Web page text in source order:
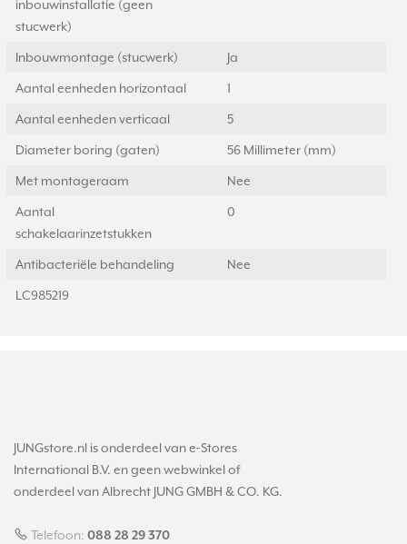
inbouwinstallatie (geen
stucwerk)
Inbouwmontage (stucwerk) Ja
Aantal eenheden horizontaal 1
Aantal eenheden verticaal 5
Diameter boring (gaten) 56 Millimeter (mm)
Met montageraam Nee
Aantal
schakelaarinzetstukken
0
Antibacteriële behandeling Nee
LC985219
JUNGstore.nl is onderdeel van e-Stores
International B.V. en geen webwinkel of
onderdeel van Albrecht JUNG GMBH & CO. KG.
Telefoon: 088 28 29 370